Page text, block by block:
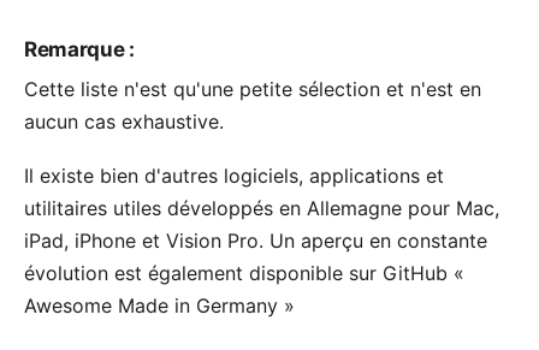
Remarque :
Cette liste n'est qu'une petite sélection et n'est en
aucun cas exhaustive.
Il existe bien d'autres logiciels, applications et
utilitaires utiles développés en Allemagne pour Mac,
iPad, iPhone et Vision Pro. Un aperçu en constante
évolution est également disponible sur GitHub «
Awesome Made in Germany »